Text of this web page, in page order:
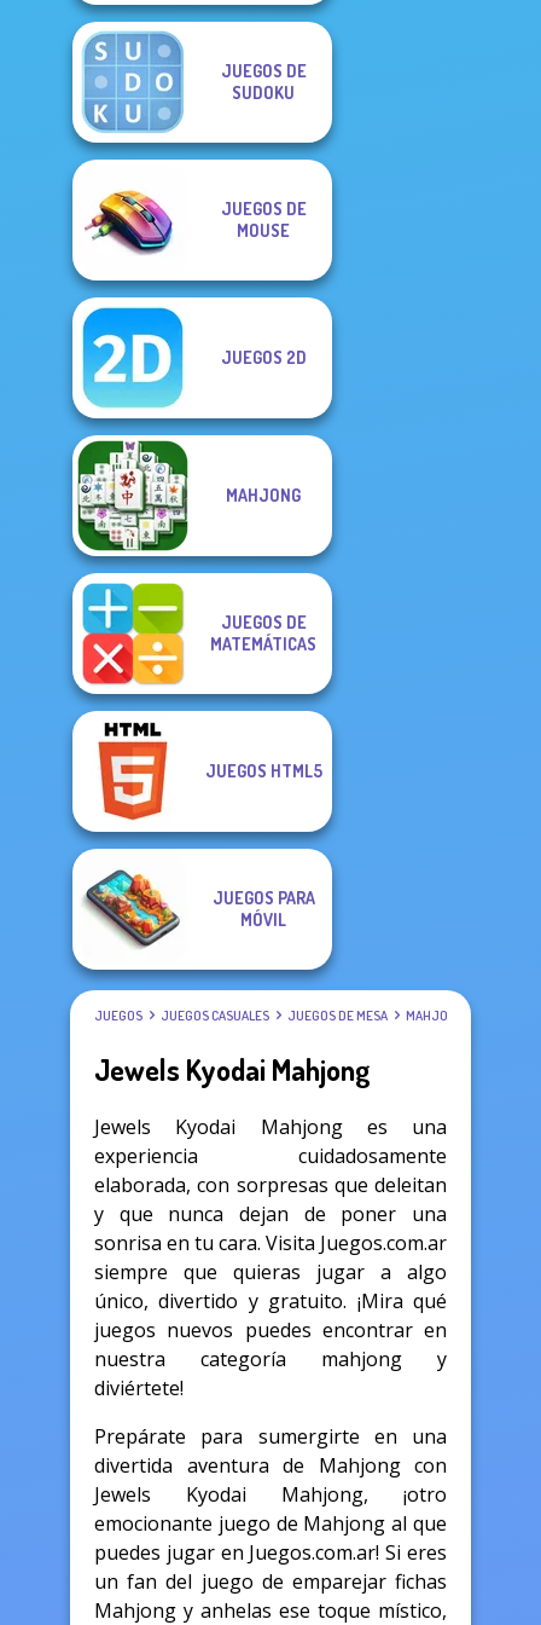
JUEGOS DE
SUDOKU
JUEGOS DE
MOUSE
JUEGOS 2D
MAHJONG
JUEGOS DE
MATEMÁTICAS
JUEGOS HTML5
JUEGOS PARA
MÓVIL
JUEGOS JUEGOS CASUALES JUEGOS DE MESA MAHJONG
Jewels Kyodai Mahjong
Jewels Kyodai Mahjong es una
experiencia cuidadosamente
elaborada, con sorpresas que deleitan
y que nunca dejan de poner una
sonrisa en tu cara. Visita Juegos.com.ar
siempre que quieras jugar a algo
único, divertido y gratuito. ¡Mira qué
juegos nuevos puedes encontrar en
nuestra categoría mahjong y
diviértete!
Prepárate para sumergirte en una
divertida aventura de Mahjong con
Jewels Kyodai Mahjong, ¡otro
emocionante juego de Mahjong al que
puedes jugar en Juegos.com.ar! Si eres
un fan del juego de emparejar fichas
Mahjong y anhelas ese toque místico,